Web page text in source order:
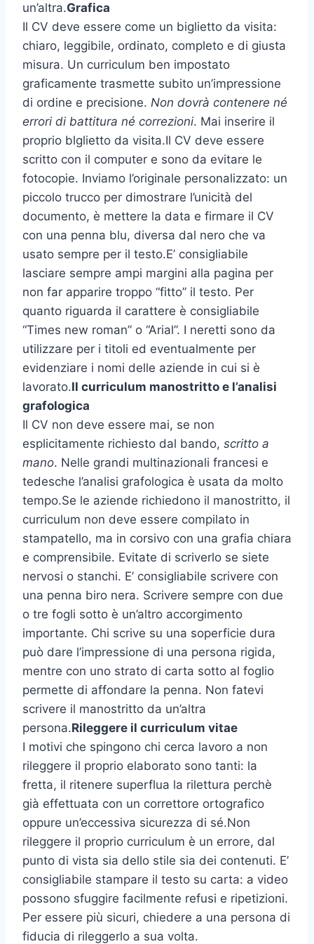
un’altra.Grafica
Il CV deve essere come un biglietto da visita:
chiaro, leggibile, ordinato, completo e di giusta
misura. Un curriculum ben impostato
graficamente trasmette subito un’impressione
di ordine e precisione. Non dovrà contenere né
errori di battitura né correzioni. Mai inserire il
proprio blglietto da visita.Il CV deve essere
scritto con il computer e sono da evitare le
fotocopie. Inviamo l’originale personalizzato: un
piccolo trucco per dimostrare l’unicità del
documento, è mettere la data e firmare il CV
con una penna blu, diversa dal nero che va
usato sempre per il testo.E’ consigliabile
lasciare sempre ampi margini alla pagina per
non far apparire troppo “fitto” il testo. Per
quanto riguarda il carattere è consigliabile
“Times new roman” o “Arial”. I neretti sono da
utilizzare per i titoli ed eventualmente per
evidenziare i nomi delle aziende in cui si è
lavorato.Il curriculum manostritto e l’analisi
grafologica
Il CV non deve essere mai, se non
esplicitamente richiesto dal bando, scritto a
mano. Nelle grandi multinazionali francesi e
tedesche l’analisi grafologica è usata da molto
tempo.Se le aziende richiedono il manostritto, il
curriculum non deve essere compilato in
stampatello, ma in corsivo con una grafia chiara
e comprensibile. Evitate di scriverlo se siete
nervosi o stanchi. E’ consigliabile scrivere con
una penna biro nera. Scrivere sempre con due
o tre fogli sotto è un’altro accorgimento
importante. Chi scrive su una soperficie dura
può dare l’impressione di una persona rigida,
mentre con uno strato di carta sotto al foglio
permette di affondare la penna. Non fatevi
scrivere il manostritto da un’altra
persona.Rileggere il curriculum vitae
I motivi che spingono chi cerca lavoro a non
rileggere il proprio elaborato sono tanti: la
fretta, il ritenere superflua la rilettura perchè
già effettuata con un correttore ortografico
oppure un’eccessiva sicurezza di sé.Non
rileggere il proprio curriculum è un errore, dal
punto di vista sia dello stile sia dei contenuti. E’
consigliabile stampare il testo su carta: a video
possono sfuggire facilmente refusi e ripetizioni.
Per essere più sicuri, chiedere a una persona di
fiducia di rileggerlo a sua volta.